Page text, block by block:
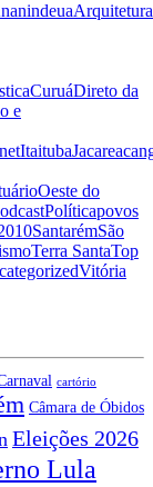
Arquitetura
CuruáDireto da
e
Itaituba
Oeste do
Políticapovos
SantarémSão
Terra SantaTop
Vitória
cartório
Câmara de Óbidos
Eleições 2026
Lula